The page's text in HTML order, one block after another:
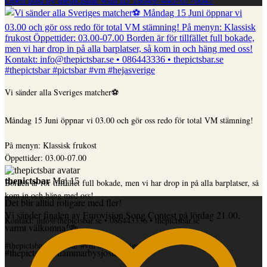
Vi sänder alla Sveriges matcher⚽️
Måndag 15 Juni öppnar vi 03.00 och gör oss redo för total VM stämning!
På menyn: Klassisk frukost
Öppettider: 03.00-07.00
Borden är för tillfället full bokade, men vi har drop in på alla barplatser, så
kom in och häng med oss!
Kontakt: info@thepictsbar.se • 086443336 • thepictsbar.se
#thepictsbar #pictsbar #vm #hejasverige ...
thepictsbar Maj 15
Det blir alltid roligare med fler!
Vi sänder finalen av Eurovision Song Contest på lördag 21.00,
varmt välkomna!🍻
#thepictsbar #hammarbysjostad